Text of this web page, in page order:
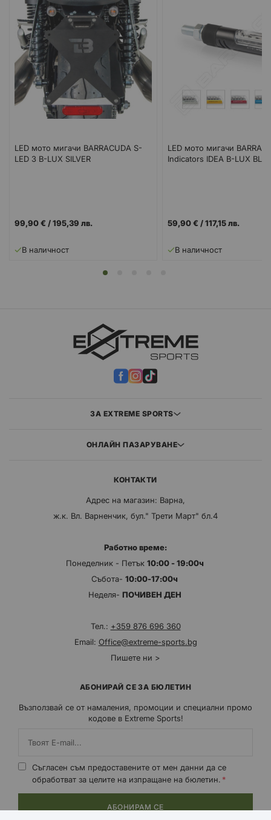
LED мото мигачи BARRACUDA S-
LED 3 B-LUX SILVER
99,90 € /195,39 лв.
В наличност
LED мото мигачи
Indicators IDEA B-LUX
59,90 € /117,15 лв.
В наличност
ЗА EXTREME SPORTS
ОНЛАЙН ПАЗАРУВАНЕ
КОНТАКТИ
Адрес на магазин: Варна,
ж.к. Вл. Варненчик, бул." Трети Март" бл.4
Работно време:
Понеделник - Петък 10:00 - 19:00ч
Събота- 10:00-17:00ч
Неделя- ПОЧИВЕН ДЕН
Тел.: +359 876 696 360
Email: Office@extreme-sports.bg
Пишете ни >
АБОНИРАЙ СЕ ЗА БЮЛЕТИН
Възползвай се от намаления, промоции и специални промо
кодове в Extreme Sports!
Съгласен съм предоставените от мен данни да се
обработват за целите на изпращане на бюлетин.
АБОНИРАМ СЕ